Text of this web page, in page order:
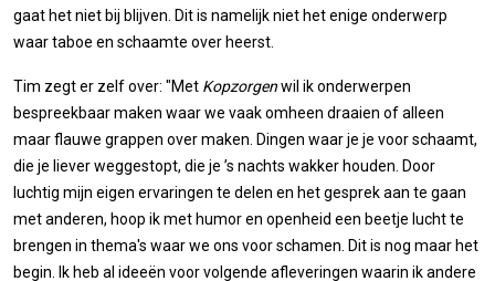
gaat het niet bij blijven. Dit is namelijk niet het enige onderwerp
waar taboe en schaamte over heerst.
Tim zegt er zelf over: "Met Kopzorgenwil ik onderwerpen
bespreekbaar maken waar we vaak omheen draaien of alleen
maar flauwe grappen over maken. Dingen waar je je voor schaamt,
die je liever weggestopt, die je ’s nachts wakker houden. Door
luchtig mijn eigen ervaringen te delen en het gesprek aan te gaan
met anderen, hoop ik met humor en openheid een beetje lucht te
brengen in thema's waar we ons voor schamen. Dit is nog maar het
begin. Ik heb al ideeën voor volgende afleveringen waarin ik andere